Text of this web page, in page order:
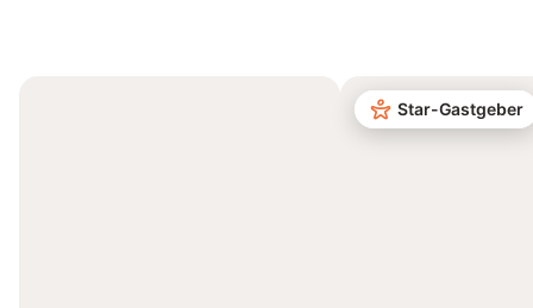
Star-Gastgeber